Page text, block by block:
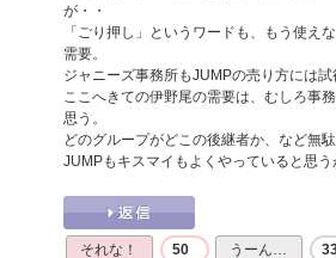
が・・
「ごり押し」というワードも、もう使え
需要。
ジャニーズ事務所もJUMPの売り方には試
ここへきての伊野尾の需要は、むしろ事
思う。
どのグループがどこの後継者か、など無駄
JUMPもキスマイもよくやっていると思う
それな！ 50 うーん…